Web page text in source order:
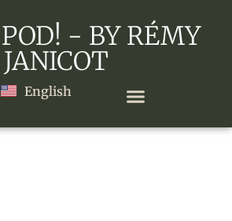
- BY RÉMY
JANICOT
English